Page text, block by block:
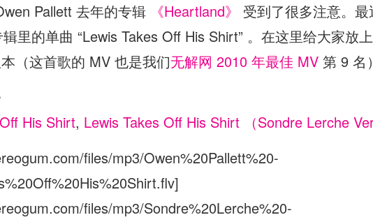
Pallett 去年的专辑 《Heartland》
受到了很多注意。
里的单曲 “Lewis Takes Off His Shirt” 。在这里给大家放
（这首歌的 MV 也是我们无解网 2010 年最佳 MV 第 9 名
His Shirt, Lewis Takes Off His Shirt （Sondre Lerche
files/mp3/Owen%20Pallett%20-
files/mp3/Sondre%20Lerche%20-